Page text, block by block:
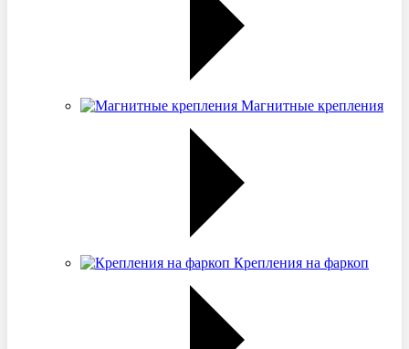
Магнитные крепления
Крепления на фаркоп